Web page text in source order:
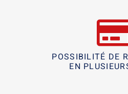
POSSIBILITÉ DE
EN